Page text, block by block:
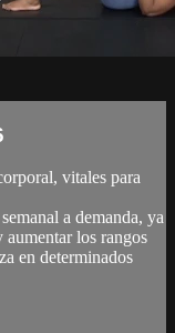
vitales para
a demanda, ya
aumentar los rangos
en determinados